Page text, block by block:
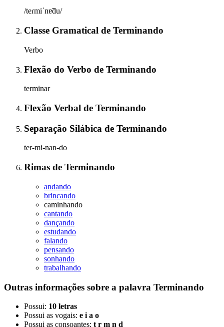
/teɾmiˈnɐ̃du/
Classe Gramatical de Terminando
Verbo
Flexão do Verbo de Terminando
terminar
Flexão Verbal de Terminando
Separação Silábica de Terminando
ter-mi-nan-do
Rimas de Terminando
andando
brincando
caminhando
cantando
dançando
estudando
falando
pensando
sonhando
trabalhando
Outras informações sobre a palavra Terminando
Possui: 10 letras
Possui as vogais: e i a o
Possui as consoantes: t r m n d